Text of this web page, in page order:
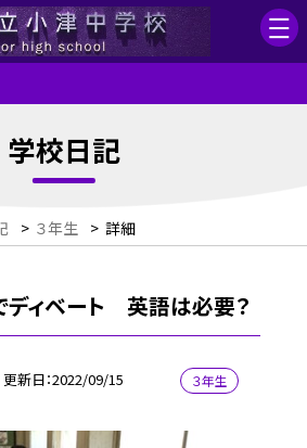
学校日記
> ３年生 > 詳細
ィベート 英語は必要？
更新日 2022/09/15 ３年生